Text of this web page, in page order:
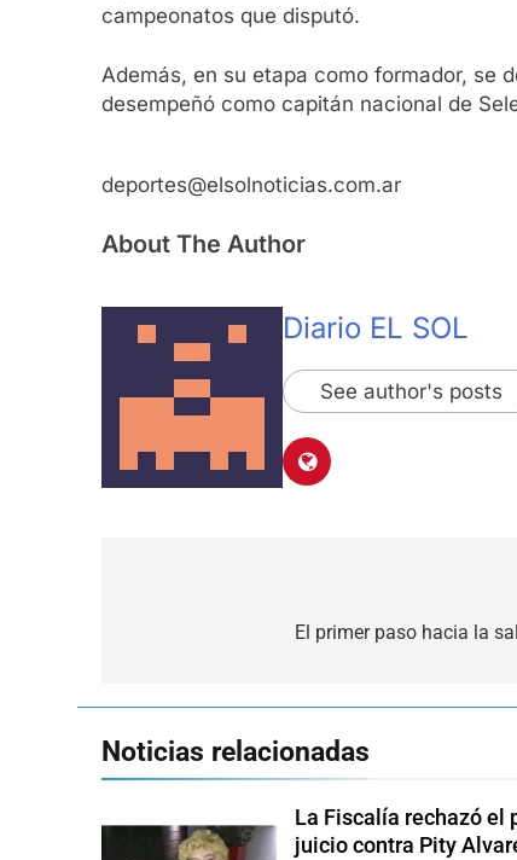
campeonatos que disputó.
Además, en su etapa como formador, se
desempeñó como capitán nacional de
deportes@elsolnoticias.com.ar
About The Author
Diario EL SOL
See author's posts
El primer paso hacia la
Noticias relacionadas
La Fiscalía rechazó el
juicio contra Pity